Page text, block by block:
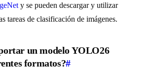
y se pueden descargar y utilizar
tareas de clasificación de imágenes.
un modelo YOLO26
formatos?#